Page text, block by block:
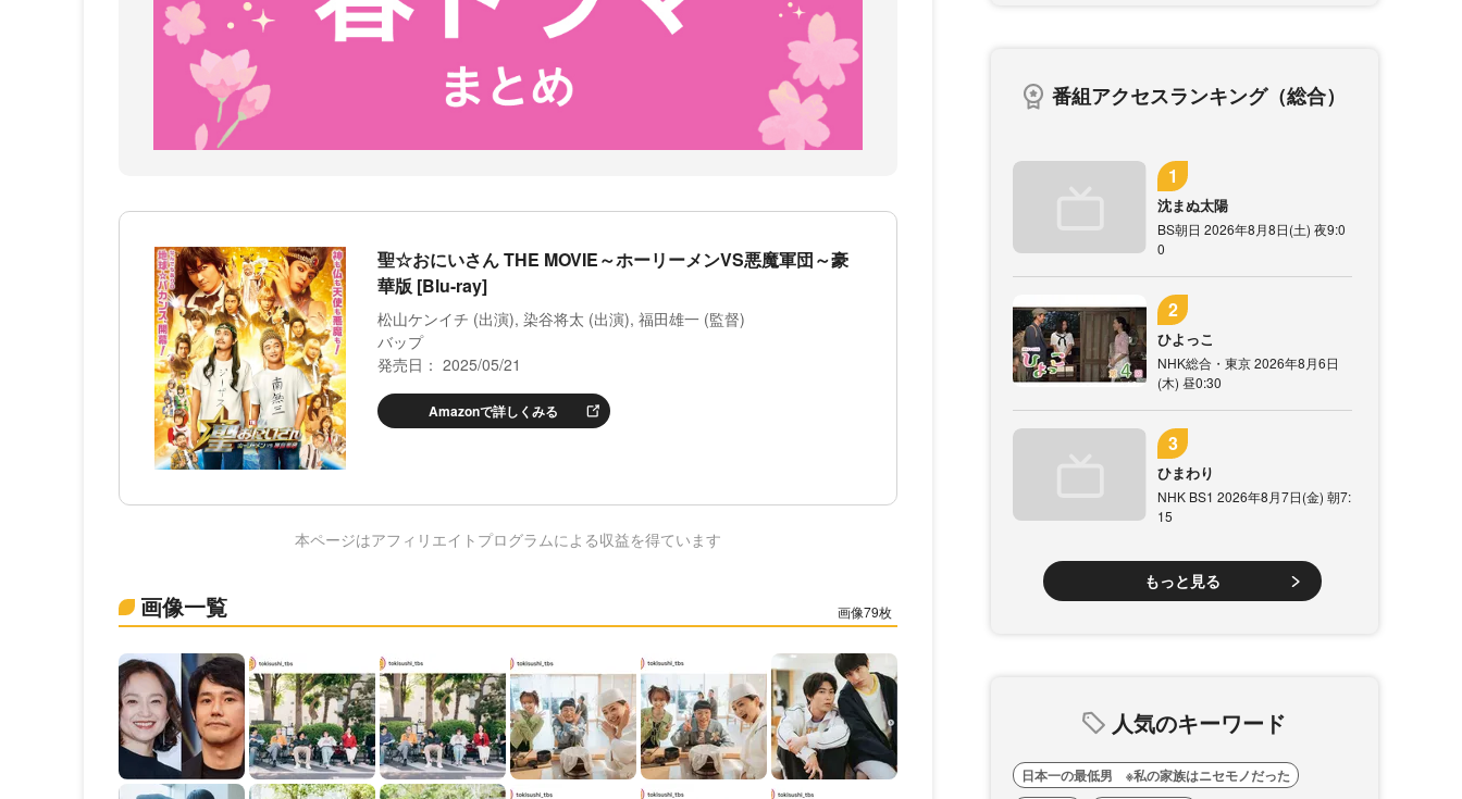
聖☆おにいさん THE MOVIE～ホーリーメンVS悪魔軍団～豪
華版 [Blu-ray]
松山ケンイチ (出演), 染谷将太 (出演), 福田雄一 (監督)
バップ
発売日： 2025/05/21
Amazonで詳しくみる
本ページはアフィリエイトプログラムによる収益を得ています
画像一覧 79
番組アクセスランキング（総合）
沈まぬ太陽
BS朝日 2026年8月8日(土) 夜9:0
0
ひよっこ
NHK総合・東京 2026年8月6日
(木) 昼0:30
ひまわり
NHK BS1 2026年8月7日(金) 朝7:
15
もっと見る
人気のキーワード
日本一の最低男 ※私の家族はニセモノだった